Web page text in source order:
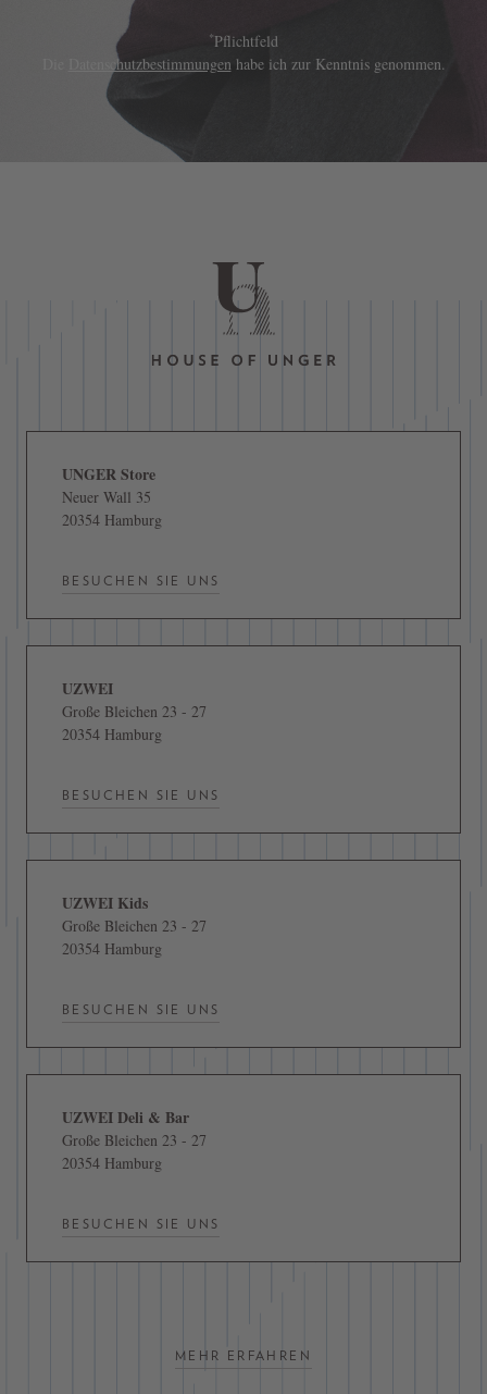
*Pflichtfeld
Datenschutzbestimmungen habe ich zur Kenntnis genommen.
UNGER Store
Neuer Wall 35
20354 Hamburg
BESUCHEN SIE UNS
UZWEI
Große Bleichen 23 - 27
20354 Hamburg
BESUCHEN SIE UNS
UZWEI Kids
Große Bleichen 23 - 27
20354 Hamburg
BESUCHEN SIE UNS
UZWEI Deli & Bar
Große Bleichen 23 - 27
20354 Hamburg
BESUCHEN SIE UNS
MEHR ERFAHREN